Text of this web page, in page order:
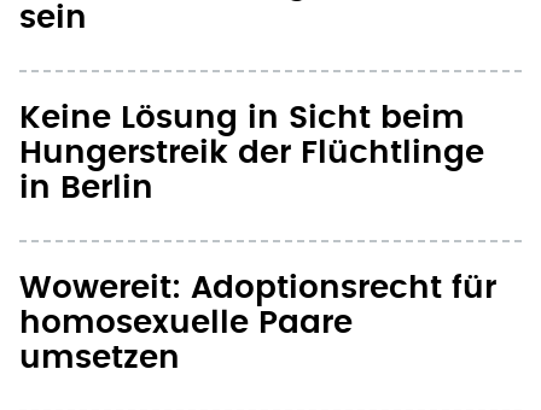
sein
Keine Lösung in Sicht beim
Hungerstreik der Flüchtlinge
in Berlin
Wowereit: Adoptionsrecht für
homosexuelle Paare
umsetzen